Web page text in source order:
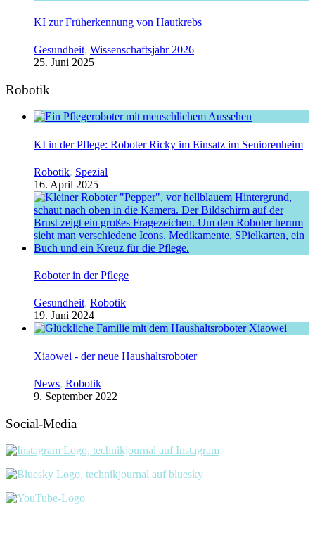
KI zur Früherkennung von Hautkrebs
Gesundheit, Wissenschaftsjahr 2026
25. Juni 2025
Robotik
KI in der Pflege: Roboter Ricky im Einsatz im Seniorenheim
Robotik, Spezial
16. April 2025
Roboter in der Pflege
Gesundheit, Robotik
19. Juni 2024
Xiaowei - der neue Haushaltsroboter
News, Robotik
9. September 2022
Social-Media